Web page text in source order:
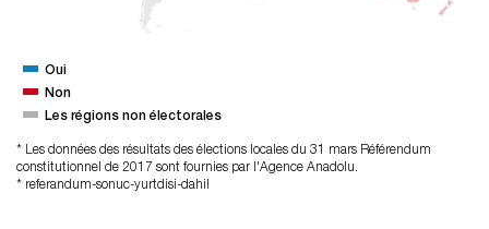
Oui
Non
Les régions non électorales
* Les données des résultats des élections locales du 31 mars Référendum
constitutionnel de 2017 sont fournies par l'Agence Anadolu.
* referandum-sonuc-yurtdisi-dahil